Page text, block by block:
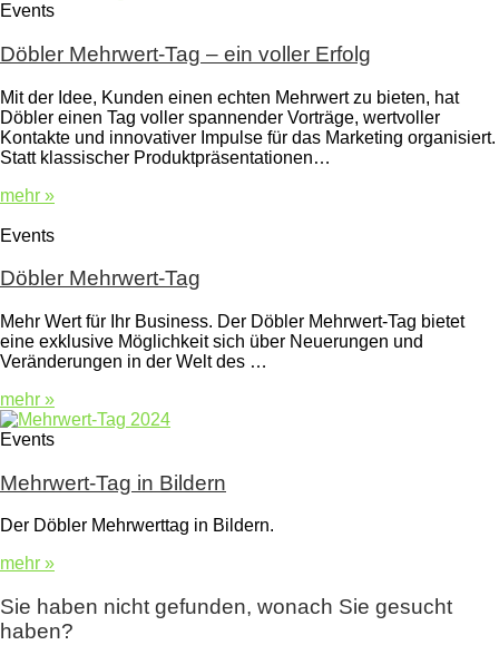
Events
Döbler Mehrwert-Tag – ein voller Erfolg
Mit der Idee, Kunden einen echten Mehrwert zu bieten, hat
Döbler einen Tag voller spannender Vorträge, wertvoller
Kontakte und innovativer Impulse für das Marketing organisiert.
Statt klassischer Produktpräsentationen…
mehr »
Events
Döbler Mehrwert-Tag
Mehr Wert für Ihr Business. Der Döbler Mehrwert-Tag bietet
eine exklusive Möglichkeit sich über Neuerungen und
Veränderungen in der Welt des …
mehr »
Events
Mehrwert-Tag in Bildern
Der Döbler Mehrwerttag in Bildern.
mehr »
Sie haben nicht gefunden, wonach Sie gesucht
haben?